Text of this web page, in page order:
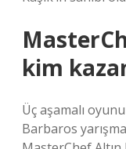
kim
Üç aşamalı
Barbaros